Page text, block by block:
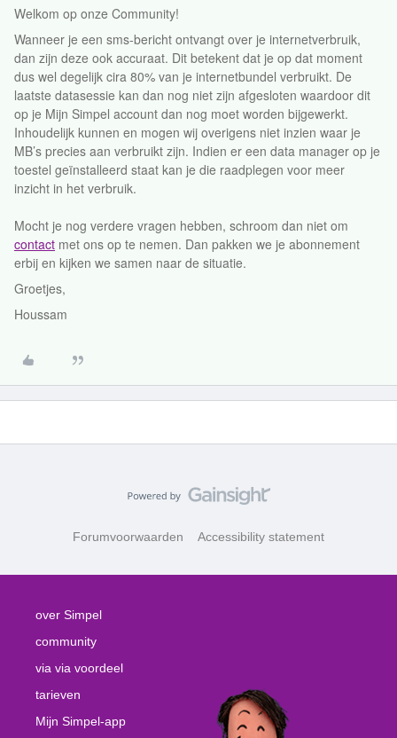
Welkom op onze Community!
Wanneer je een sms-bericht ontvangt over je internetverbruik,
dan zijn deze ook accuraat. Dit betekent dat je op dat moment
dus wel degelijk cira 80% van je internetbundel verbruikt. De
laatste datasessie kan dan nog niet zijn afgesloten waardoor dit
op je Mijn Simpel account dan nog moet worden bijgewerkt.
Inhoudelijk kunnen en mogen wij overigens niet inzien waar je
MB’s precies aan verbruikt zijn. Indien er een data manager op je
toestel geïnstalleerd staat kan je die raadplegen voor meer
inzicht in het verbruik.
Mocht je nog verdere vragen hebben, schroom dan niet om
contact met ons op te nemen. Dan pakken we je abonnement
erbij en kijken we samen naar de situatie.
Groetjes,
Houssam
Forumvoorwaarden Accessibility statement
over Simpel
community
via via voordeel
tarieven
Mijn Simpel-app